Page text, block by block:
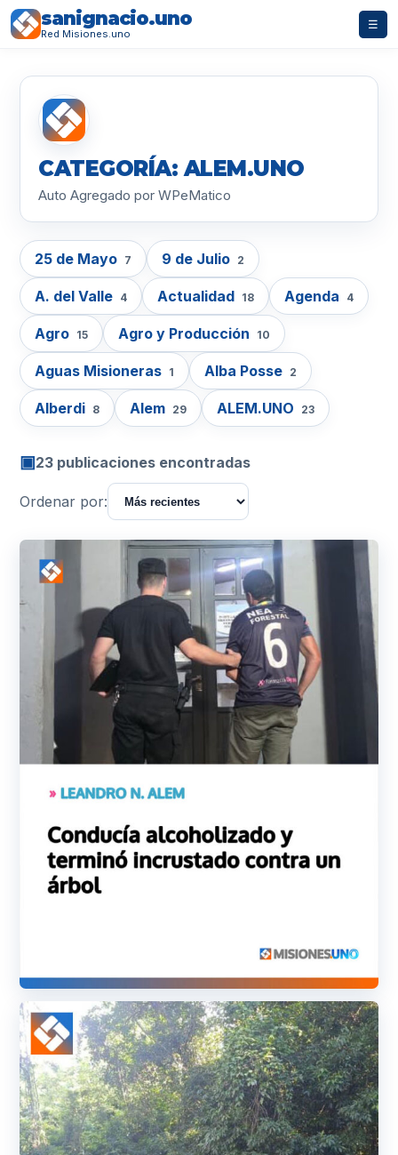
sanignacio.uno
Red Misiones.uno
☰
CATEGORÍA: ALEM.UNO
Auto Agregado por WPeMatico
25 de Mayo 7 9 de Julio 2
A. del Valle 4 Actualidad 18 Agenda 4
Agro 15 Agro y Producción 10
Aguas Misioneras 1 Alba Posse 2
Alberdi 8 Alem 29 ALEM.UNO 23
▣23 publicaciones encontradas
Ordenar por: